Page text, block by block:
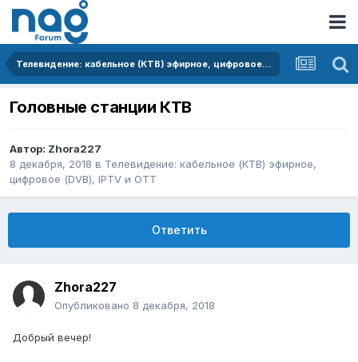
Телевидение: кабельное (КТВ) эфирное, цифровое (DVB), IPTV и OTT
Головные станции КТВ
Автор: Zhora227
8 декабря, 2018 в Телевидение: кабельное (КТВ) эфирное,
цифровое (DVB), IPTV и OTT
Ответить
Zhora227
Опубликовано 8 декабря, 2018
Добрый вечер!